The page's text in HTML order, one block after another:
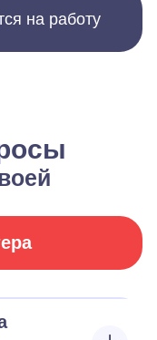
на работу